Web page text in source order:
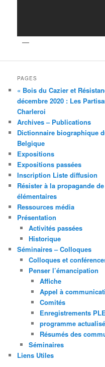
PAGES
« Bois du Cazier et
décembre 2020 : Les
Charleroi
Archives – Publications
Dictionnaire biographique
Belgique
Expositions
Expositions passées
Inscription Liste diffusion
Résister à la propagande
élémentaires
Ressources média
Présentation
Activités passées
Historique
Séminaires – Colloques
Colloques et
Penser l’émancipation
Affiche
Appel à
Comités
Enregistrements
programme
Résumés des
Séminaires
Liens Utiles